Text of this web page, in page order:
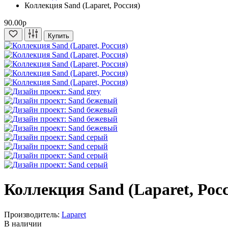
Коллекция Sand (Laparet, Россия)
90.00р
Купить
Коллекция Sand (Laparet,
Производитель: Laparet
В наличии